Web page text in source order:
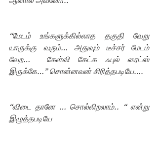
“மேடம் உங்களுக்கில்லாத தகுதி வேறு
யாருக்கு வரும்… அதுவும் டீச்சர் மேடம்
வேற…  கேள்வி கேட்க ஃபுல் ரைட்ஸ்
இருக்கே…” சொன்னவன் சிரித்தபடியே….
“விடை தானே … சொல்லிறலாம்.. “ என்று
இழுத்தபடியே